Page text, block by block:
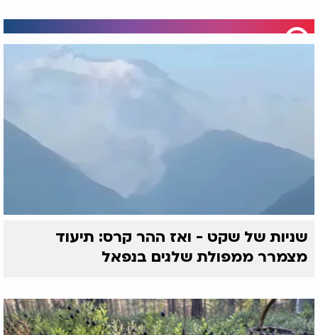
שניות של שקט - ואז ההר קרס: תיעוד
מצמרר ממפולת שלגים בנפאל